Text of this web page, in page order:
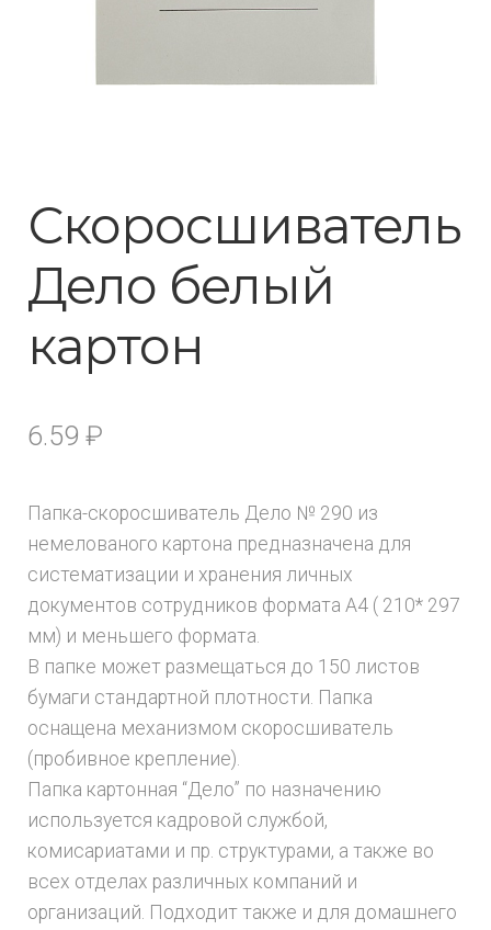
Скоросшиватель
Дело белый
картон
6.59 ₽
Папка-скоросшиватель Дело № 290 из
немелованого картона предназначена для
систематизации и хранения личных
документов сотрудников формата А4 ( 210* 297
мм) и меньшего формата.
В папке может размещаться до 150 листов
бумаги стандартной плотности. Папка
оснащена механизмом скоросшиватель
(пробивное крепление).
Папка картонная “Дело” по назначению
используется кадровой службой,
комисариатами и пр. структурами, а также во
всех отделах различных компаний и
организаций. Подходит также и для домашнего